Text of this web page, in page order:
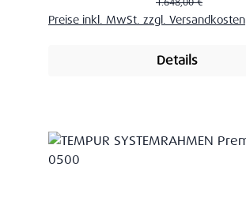
1.648,00 €
Preise inkl. MwSt. zzgl. Versandkosten
Details